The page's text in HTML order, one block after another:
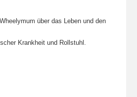
über das Leben und den
Krankheit und Rollstuhl.